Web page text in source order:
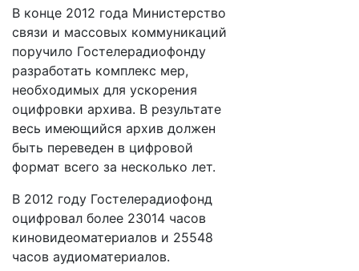
В конце 2012 года Министерство
связи и массовых коммуникаций
поручило Гостелерадиофонду
разработать комплекс мер,
необходимых для ускорения
оцифровки архива. В результате
весь имеющийся архив должен
быть переведен в цифровой
формат всего за несколько лет.
В 2012 году Гостелерадиофонд
оцифровал более 23014 часов
киновидеоматериалов и 25548
часов аудиоматериалов.